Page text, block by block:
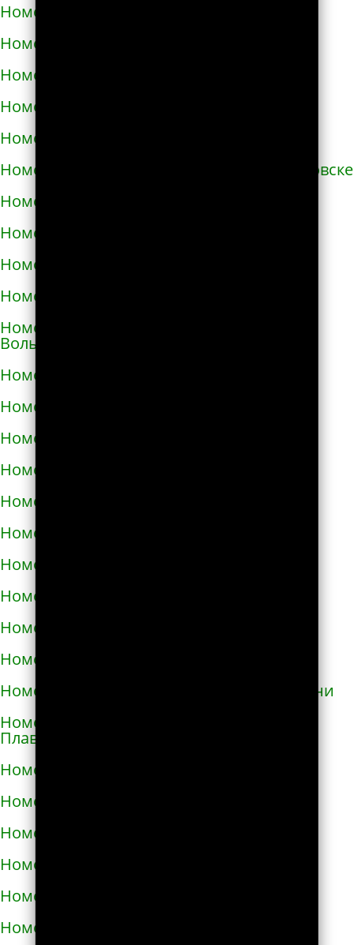
Номера телефонов такси в Бучаче
Номера телефонов такси в Вараше
Номера телефонов такси в Васильевке
Номера телефонов такси в Василькове
Номера телефонов такси в Ватутино
Номера телефонов такси в Верхнеднепровске
Номера телефонов такси в Винниках
Номера телефонов такси в Виннице
Номера телефонов такси в Виноградове
Номера телефонов такси в Вишнёвом
Номера телефонов такси во Владимире-
Волынском
Номера телефонов такси в Вознесенске
Номера телефонов такси в Волочиске
Номера телефонов такси в Вольногорске
Номера телефонов такси в Вольнянске
Номера телефонов такси в Вышгороде
Номера телефонов такси в Гайвороне
Номера телефонов такси в Гайсине
Номера телефонов такси в Геническе
Номера телефонов такси в Глухове
Номера телефонов такси в Гнивани
Номера телефонов такси в Голой Пристани
Номера телефонов такси в Горишних
Плавнях
Номера телефонов такси в Городище
Номера телефонов такси в Городке
Номера телефонов такси в Городке
Номера телефонов такси в Гостомеле
Номера телефонов такси в Гребёнке
Номера телефонов такси в Дергачах